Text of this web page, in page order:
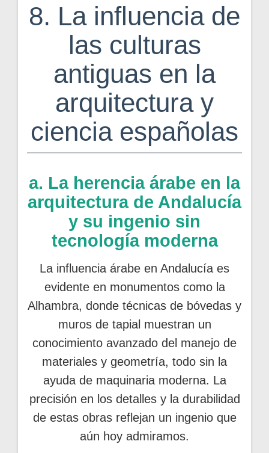
8. La influencia de
las culturas
antiguas en la
arquitectura y
ciencia españolas
a. La herencia árabe en la
arquitectura de Andalucía
y su ingenio sin
tecnología moderna
La influencia árabe en Andalucía es
evidente en monumentos como la
Alhambra, donde técnicas de bóvedas y
muros de tapial muestran un
conocimiento avanzado del manejo de
materiales y geometría, todo sin la
ayuda de maquinaria moderna. La
precisión en los detalles y la durabilidad
de estas obras reflejan un ingenio que
aún hoy admiramos.